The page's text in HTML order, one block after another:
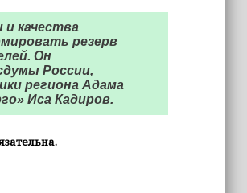
качества
резерв
Он
России,
региона Адама
Иса Кадиров.